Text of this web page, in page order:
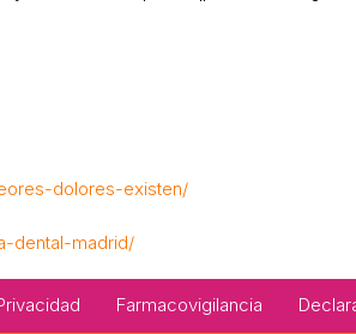
dolores-existen/
dental-madrid/
Farmacovigilancia